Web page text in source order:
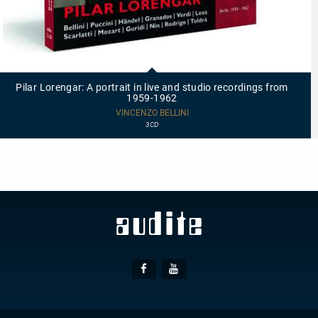
Lorengar:
Pilar Lorengar: A portrait in live and studio recordings from
1959-1962
VINCENZO BELLINI
3CD
Social Facebook